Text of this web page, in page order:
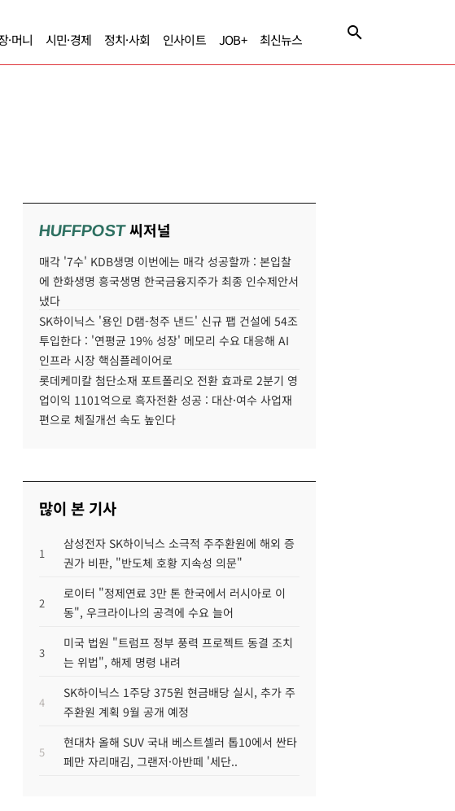
·머니 시민·경제 정치·사회 인사이트 JOB+ 최신뉴스
HUFFPOST씨저널
매각 '7수' KDB생명 이번에는 매각 성공할까 : 본입찰
에 한화생명 흥국생명 한국금융지주가 최종 인수제안서
냈다
SK하이닉스 '용인 D램-청주 낸드' 신규 팹 건설에 54조
투입한다 : '연평균 19% 성장' 메모리 수요 대응해 AI
인프라 시장 핵심플레이어로
롯데케미칼 첨단소재 포트폴리오 전환 효과로 2분기 영
업이익 1101억으로 흑자전환 성공 : 대산·여수 사업재
편으로 체질개선 속도 높인다
많이 본 기사
1
삼성전자 SK하이닉스 소극적 주주환원에 해외 증
권가 비판, "반도체 호황 지속성 의문"
2
로이터 "정제연료 3만 톤 한국에서 러시아로 이
동", 우크라이나의 공격에 수요 늘어
3
미국 법원 "트럼프 정부 풍력 프로젝트 동결 조치
는 위법", 해제 명령 내려
4
SK하이닉스 1주당 375원 현금배당 실시, 추가 주
주환원 계획 9월 공개 예정
5
현대차 올해 SUV 국내 베스트셀러 톱10에서 싼타
페만 자리매김, 그랜저·아반떼 '세단..